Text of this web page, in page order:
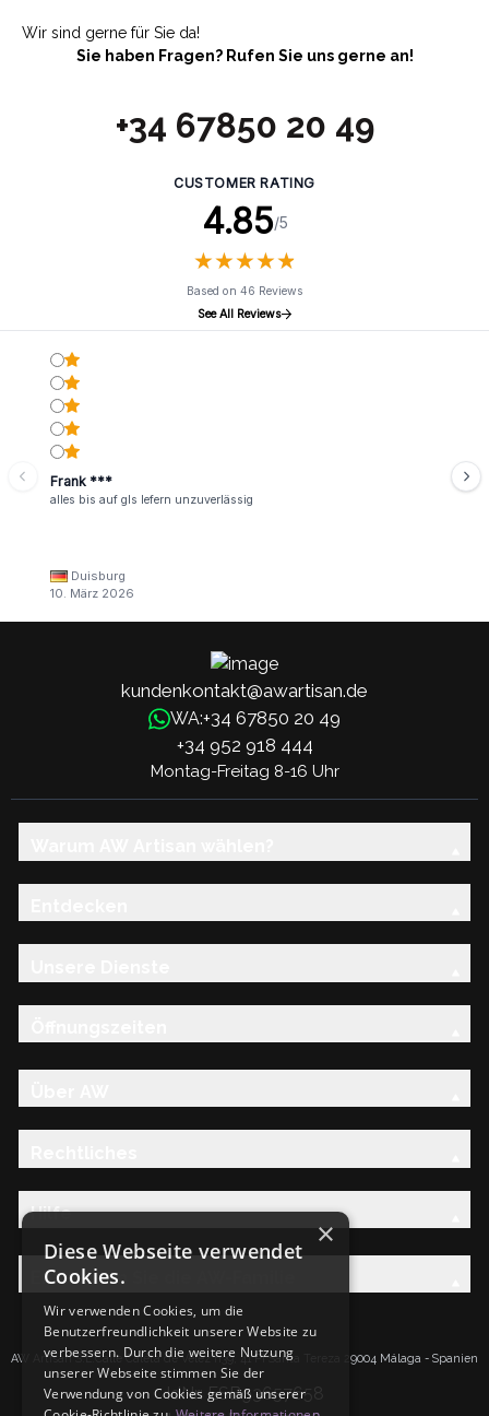
Wir sind gerne für Sie da!
Sie haben Fragen? Rufen Sie uns gerne an!
+34 67850 20 49
CUSTOMER RATING
4.85/5
★★★★★
★★★★★
Based on 46 Reviews
See All Reviews
Frank ***
alles bis auf gls lefern unzuverlässig
Duisburg
10. März 2026
kundenkontakt@awartisan.de
WA:+34 67850 20 49
+34 952 918 444
Montag-Freitag 8-16 Uhr
Hilfe
Entdecken Sie die AW-Familie
AW Artisan S.L.Calle Caleta de Velez n39, 41 PI Santa Tereza 29004 Málaga - Spanien
IdNr: ESB93657658
×
Diese Webseite verwendet
Cookies.
Wir verwenden Cookies, um die
Benutzerfreundlichkeit unserer Website zu
verbessern. Durch die weitere Nutzung
unserer Webseite stimmen Sie der
Verwendung von Cookies gemäß unserer